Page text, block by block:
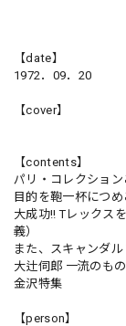
【date】
1972．09．20
【cover】
【contents】
パリ・コレクション
目的を鞄一杯につめ
大成功!! Tレックス
義）
また、スキャンダル
大辻伺郎 一流のも
金沢特集
【person】